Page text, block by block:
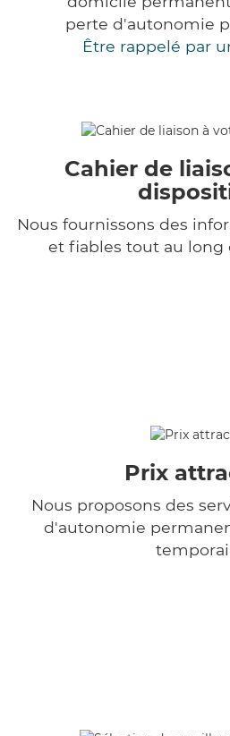
perte d'autonomie
Être rappelé par
Cahier de
Nous fournissons des
et fiables tout au long
Prix
Nous proposons des
d'autonomie